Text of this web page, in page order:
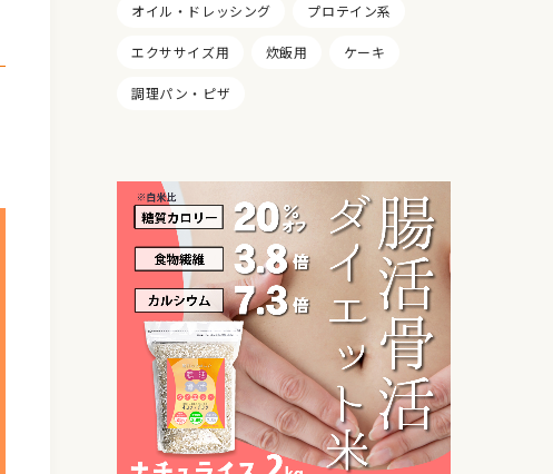
オイル・ドレッシング プロテイン系
エクササイズ用 炊飯用 ケーキ
調理パン・ピザ